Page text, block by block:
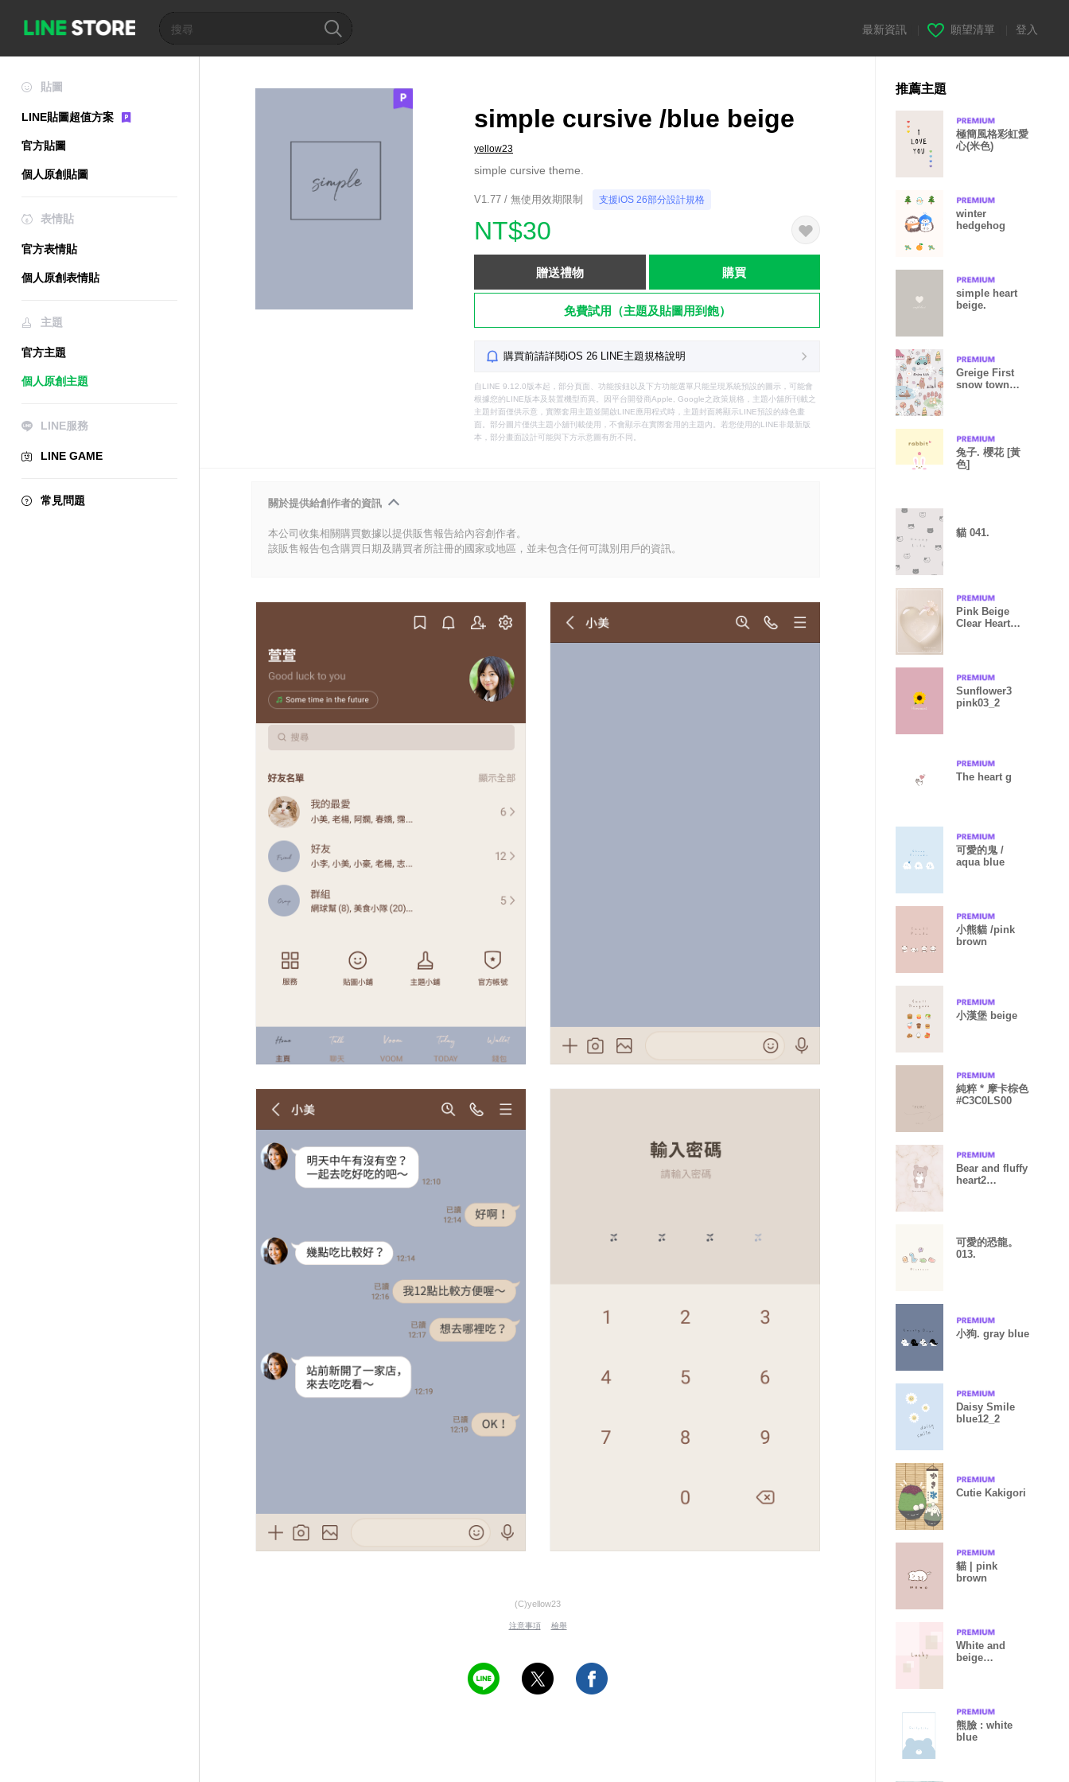
最新資訊 願望清單 登入
貼圖
LINE貼圖超值方案
官方貼圖
個人原創貼圖
表情貼
官方表情貼
個人原創表情貼
主題
官方主題
個人原創主題
LINE服務
LINE GAME
常見問題
simple cursive /blue beige
yellow23
simple cursive theme.
V1.77 / 無使用效期限制 支援iOS 26部分設計規格
NT$30
贈送禮物 購買
免費試用（主題及貼圖用到飽）
購買前請詳閱iOS 26 LINE主題規格說明
自LINE 9.12.0版本起，部分頁面、功能按鈕以及下方功能選單只能呈現系統預設的圖示，可能會
根據您的LINE版本及裝置機型而異。因平台開發商Apple, Google之政策規格，主題小舖所刊載之
主題封面僅供示意，實際套用主題並開啟LINE應用程式時，主題封面將顯示LINE預設的綠色畫
面。部分圖片僅供主題小舖刊載使用，不會顯示在實際套用的主題內。若您使用的LINE非最新版
本，部分畫面設計可能與下方示意圖有所不同。
關於提供給創作者的資訊
本公司收集相關購買數據以提供販售報告給內容創作者。
該販售報告包含購買日期及購買者所註冊的國家或地區，並未包含任何可識別用戶的資訊。
(C)yellow23
注意事項 檢舉
推薦主題
極簡風格彩虹愛
心(米色)
winter
hedgehog
simple heart
beige.
Greige First
snow town
兔子. 櫻花 [黃
色]
貓 041.
Pink Beige
Clear Heart
Sunflower3
pink03_2
The heart g
可愛的鬼 /
aqua blue
小熊貓 /pink
brown
小漢堡 beige
純粹 * 摩卡棕色
#C3C0LS00
Bear and fluffy
heart2
可愛的恐龍。
013.
小狗. gray blue
Daisy Smile
blue12_2
Cutie Kakigori
貓 | pink
brown
White and
beige
熊臉 : white
blue